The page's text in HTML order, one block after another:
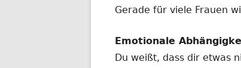
Gerade für viele Frauen
Emotionale
Du weißt, dass dir etwas